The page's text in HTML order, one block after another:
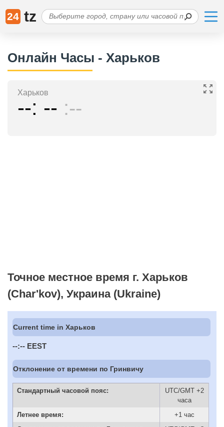
24 tz
Онлайн Часы - Харьков
Харьков
-- -- --
Точное местное время г. Харьков
(Char'kov), Украина (Ukraine)
Current time in Харьков
--:-- EEST
Отклонение от времени по Гринвичу
Стандартный часовой пояс:
UTC/GMT +2
часа
Летнее время:
+1 час